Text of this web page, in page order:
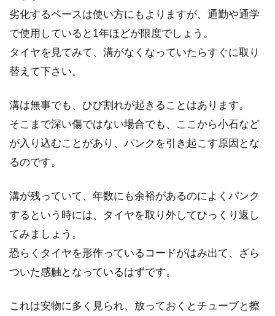
劣化するペースは使い方にもよりますが、通勤や通学
で使用していると1年ほどが限度でしょう。
タイヤを見てみて、溝がなくなっていたらすぐに取り
替えて下さい。
溝は無事でも、ひび割れが起きることはあります。
そこまで深い傷ではない場合でも、ここから小石など
が入り込むことがあり、パンクを引き起こす原因とな
るのです。
溝が残っていて、年数にも余裕があるのによくパンク
するという時には、タイヤを取り外してひっくり返し
てみましょう。
恐らくタイヤを形作っているコードがはみ出て、ざら
ついた感触となっているはずです。
これは安物に多く見られ、放っておくとチューブと擦